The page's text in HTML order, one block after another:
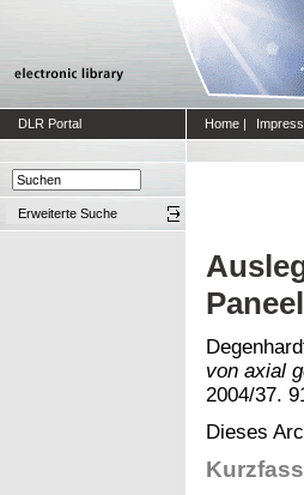
DLR Portal Home |
Erweiterte Suche
von axial
2004/37.
Dieses